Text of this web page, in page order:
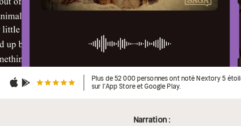
Plus de 52 000 personnes ont noté Nextory 5
sur l'App Store et Google Play.
Narration :